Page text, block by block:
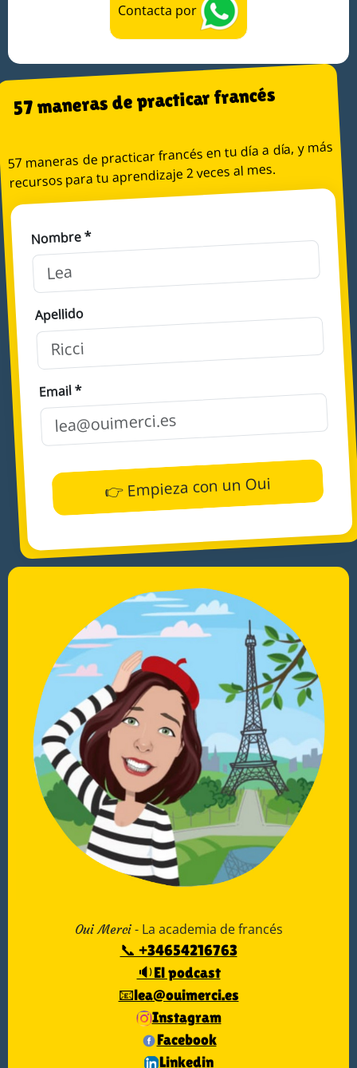
Contacta por
57 maneras de practicar francés
57 maneras de practicar francés en tu día a día, y más
recursos para tu aprendizaje 2 veces al mes.
Nombre *
Apellido
Email *
👉 Empieza con un Oui
Oui Merci- La academia de francés
📞 +34654216763
🔉El podcast
📧lea@ouimerci.es
Instagram
Facebook
Linkedin